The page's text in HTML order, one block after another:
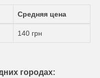
Средняя цена
140 грн
городах: